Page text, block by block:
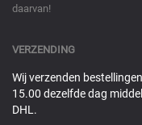
daarvan!
VERZENDING
Wij verzenden
15.00 dezelfde dag
DHL.